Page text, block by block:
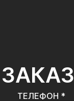
ТЕЛЕФОН *